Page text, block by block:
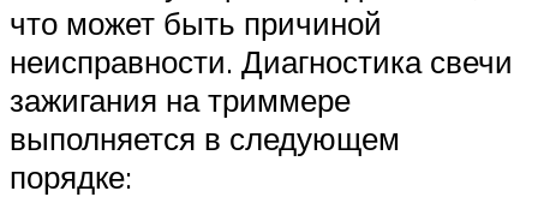
что может быть причиной
неисправности. Диагностика свечи
зажигания на триммере
выполняется в следующем
порядке: